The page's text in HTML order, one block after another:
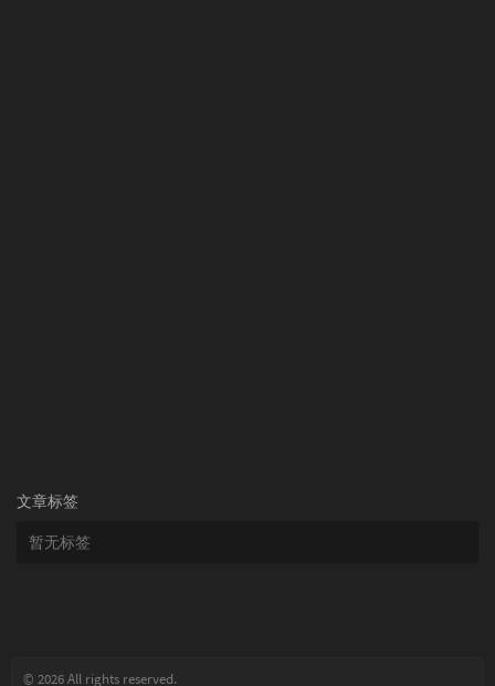
文章标签
暂无标签
© 2026 All rights reserved.